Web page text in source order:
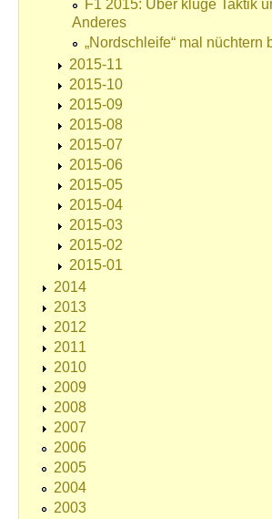
F1 2015: Über kluge Taktik
Anderes
„Nordschleife“ mal nüchtern
2015-11
2015-10
2015-09
2015-08
2015-07
2015-06
2015-05
2015-04
2015-03
2015-02
2015-01
2014
2013
2012
2011
2010
2009
2008
2007
2006
2005
2004
2003